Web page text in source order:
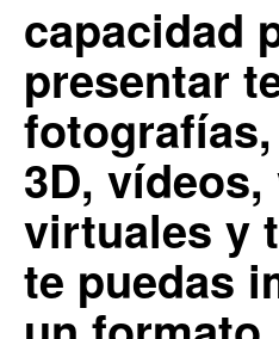
capacidad
presentar
3D,
virtuales y
te puedas